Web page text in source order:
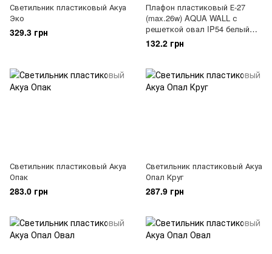
Светильник пластиковый Акуа
Эко
329.3 грн
Плафон пластиковый Е-27
(max.26w) AQUA WALL с
решеткой овал IP54 белый
HOROZ
132.2 грн
Светильник пластиковый Акуа
Опак
283.0 грн
Светильник пластиковый Акуа
Опал Круг
287.9 грн